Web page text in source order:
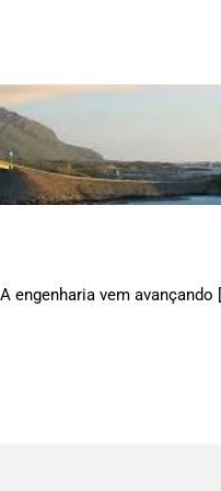
engenharia vem avançando